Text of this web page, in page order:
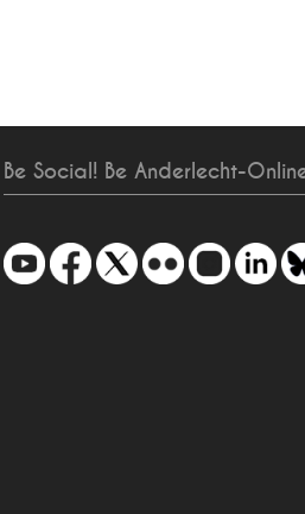
Be Social! Be Anderlecht-